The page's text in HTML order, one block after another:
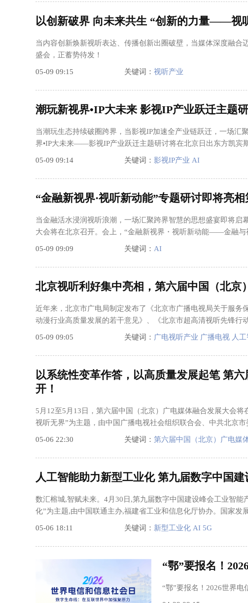
以创新破界 向未来共生 “创新的力量——视
当内容创新焕新视听表达、传播创新出圈破壁，当媒体深度融
盛会，正蓄势待发！
05-09 09:15 关键词： 视听产业
潮玩新视界•IP大未来 影视IP产业跃迁主题
当潮玩生态持续破圈跨界，当影视IP加速全产业链跃迁，一场
界•IP大未来——影视IP产业跃迁主题研讨将在北京日出东方凯宾
05-09 09:14 关键词： 影视IP产业 AI
“金融新视界·视听新动能”专题研讨即将亮
当金融活水浸润视听浪潮，一场汇聚跨界智慧的思想盛宴即将
大会将在北京召开。会上，“金融新视界・视听新动能——金融与
05-09 09:09 关键词： AI
北京视听利好集中亮相，第六届中国（北
近年来，北京市广电局制定发布了《北京市广播电视局关于服
动漫行业高质量发展的若干意见》、《北京市超高清视听先锋行
05-09 09:05 关键词： 广电视听产业 广播电视 人
以系统性变革作答，以高质量发展起笔 第
开！
5月12至5月13日，第六届中国（北京）广电媒体融合发展大会
视听无界”为主题，由中国广播电视社会组织联合会、中共北京
05-06 22:30 关键词： 第六届中国（北京）广电媒
人工智能助力新型工业化 第九届数字中国
数汇榕城,智赋未来。4月30日,第九届数字中国建设峰会工业智
化”为主题,由中国联通主办,福建省工业和信息化厅协办。国家发
05-06 18:11 关键词： 新型工业化 AI 5G
“鄂”要报名！
“鄂”要报名！2026世界